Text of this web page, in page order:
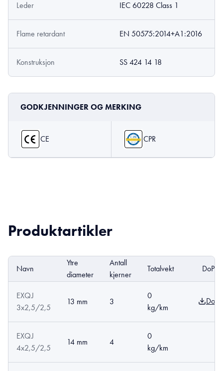
Leder IEC 60228 Class 1
Flame retardant EN 50575:2014+A1:2016
Konstruksjon SS 424 14 18
GODKJENNINGER OG MERKING
CE CPR
Produktartikler
Navn
Ytre
diameter
Antall
kjerner
Totalvekt DoP
EXQJ
3x2,5/2,5
13 mm 3
0
kg/km
EXQJ
4x2,5/2,5
14 mm 4
0
kg/km